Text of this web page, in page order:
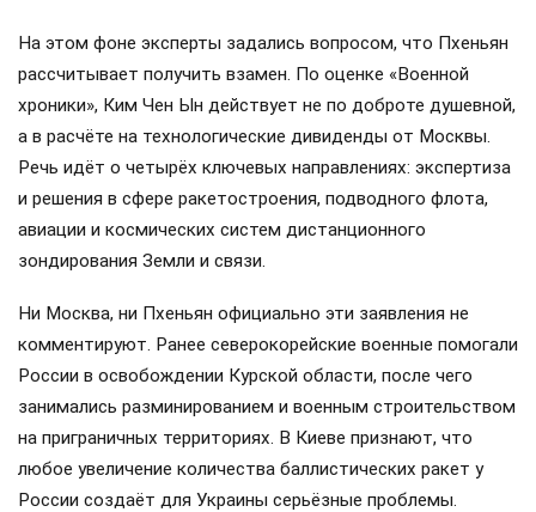
На этом фоне эксперты задались вопросом, что Пхеньян
рассчитывает получить взамен. По оценке «Военной
хроники», Ким Чен Ын действует не по доброте душевной,
а в расчёте на технологические дивиденды от Москвы.
Речь идёт о четырёх ключевых направлениях: экспертиза
и решения в сфере ракетостроения, подводного флота,
авиации и космических систем дистанционного
зондирования Земли и связи.
Ни Москва, ни Пхеньян официально эти заявления не
комментируют. Ранее северокорейские военные помогали
России в освобождении Курской области, после чего
занимались разминированием и военным строительством
на приграничных территориях. В Киеве признают, что
любое увеличение количества баллистических ракет у
России создаёт для Украины серьёзные проблемы.